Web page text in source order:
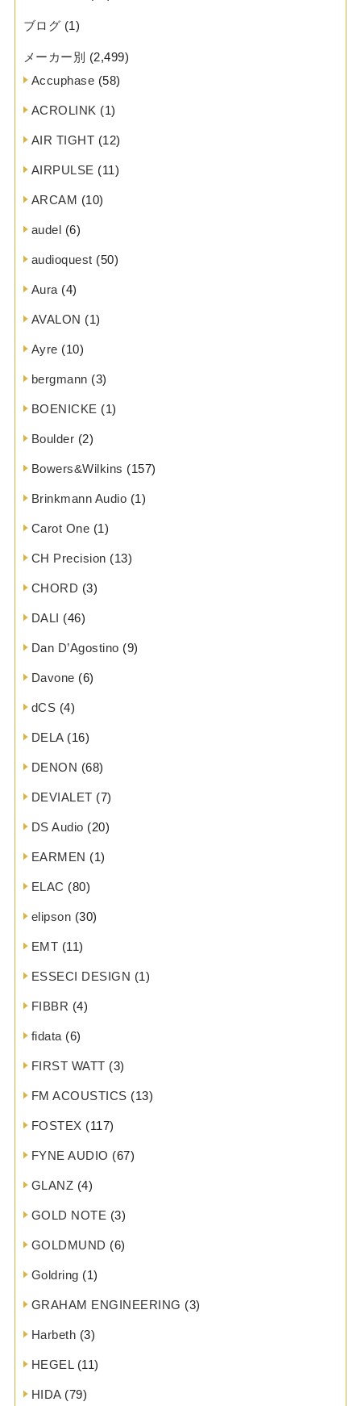
ブログ (1)
メーカー別 (2,499)
Accuphase (58)
ACROLINK (1)
AIR TIGHT (12)
AIRPULSE (11)
ARCAM (10)
audel (6)
audioquest (50)
Aura (4)
AVALON (1)
Ayre (10)
bergmann (3)
BOENICKE (1)
Boulder (2)
Bowers&Wilkins (157)
Brinkmann Audio (1)
Carot One (1)
CH Precision (13)
CHORD (3)
DALI (46)
Dan D’Agostino (9)
Davone (6)
dCS (4)
DELA(16)
DENON (68)
DEVIALET (7)
DS Audio (20)
EARMEN (1)
ELAC (80)
elipson (30)
EMT (11)
ESSECI DESIGN (1)
FIBBR (4)
fidata (6)
FIRST WATT (3)
FM ACOUSTICS (13)
FOSTEX (117)
FYNE AUDIO (67)
GLANZ (4)
GOLD NOTE (3)
GOLDMUND (6)
Goldring (1)
GRAHAM ENGINEERING (3)
Harbeth (3)
HEGEL(11)
HIDA(79)